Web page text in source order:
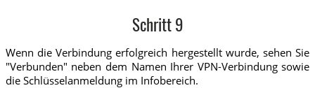
Schritt 9
Wenn die Verbindung erfolgreich hergestellt wurde, sehen Sie
"Verbunden" neben dem Namen Ihrer VPN-Verbindung sowie
die Schlüsselanmeldung im Infobereich.